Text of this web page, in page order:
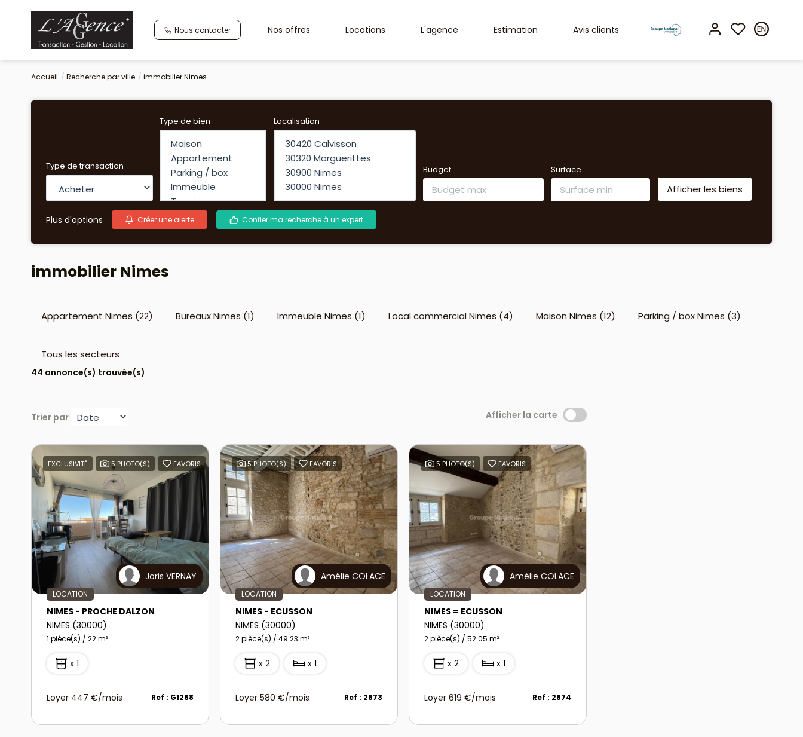
Nous contacter Nos offres Locations L'agence Estimation Avis clients
Accueil Recherche par ville immobilier Nimes
Type de transaction
Type de bien Localisation
Budget Surface
Plus d'options Créer une alerte Confier ma recherche à un expert
immobilier Nimes
Appartement Nimes (22) Bureaux Nimes (1) Immeuble Nimes (1) Local commercial Nimes (4) Maison Nimes (12) Parking / box Nimes (3)
Tous les secteurs
44 annonce(s) trouvée(s)
Trier par Afficher la carte
EXCLUSIVITÉ 5 PHOTO(S) FAVORIS
Joris VERNAY
LOCATION
NIMES - PROCHE DALZON
NIMES (30000)
1 pièce(s) / 22 m²
x 1
Loyer 447 €/mois Ref : G1268
5 PHOTO(S) FAVORIS
Amélie COLACE
LOCATION
NIMES - ECUSSON
NIMES (30000)
2 pièce(s) / 49.23 m²
x 2 x 1
Loyer 580 €/mois Ref : 2873
5 PHOTO(S) FAVORIS
Amélie COLACE
LOCATION
NIMES = ECUSSON
NIMES (30000)
2 pièce(s) / 52.05 m²
x 2 x 1
Loyer 619 €/mois Ref : 2874